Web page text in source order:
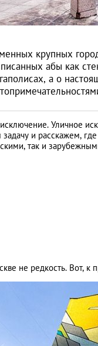
крупных
абы как
а о
Уличное
и расскажем,
так и
не редкость. Вот,